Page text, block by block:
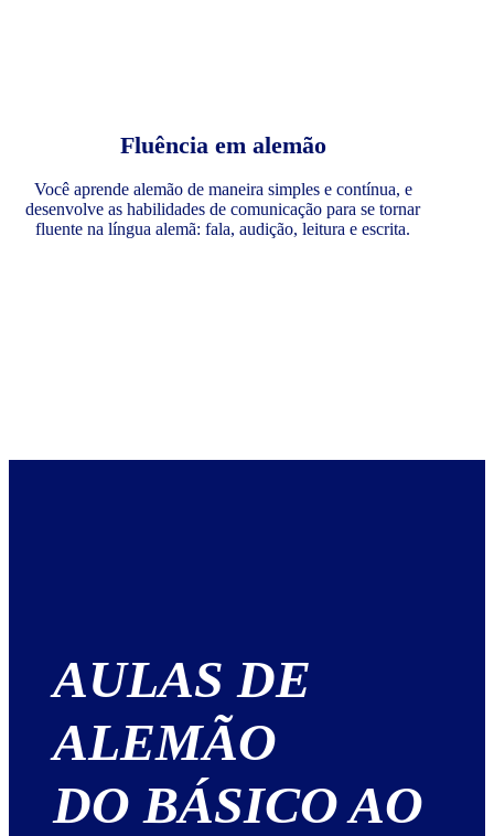
Fluência em alemão
Você aprende alemão de maneira simples e contínua, e
desenvolve as habilidades de comunicação para se tornar
fluente na língua alemã: fala, audição, leitura e escrita.
AULAS DE
ALEMÃO
DO BÁSICO AO